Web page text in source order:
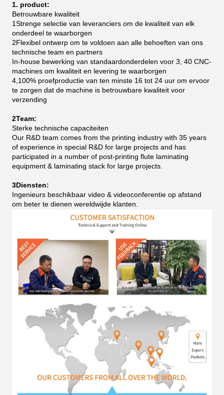
1. product:
Betrouwbare kwaliteit
1Strenge selectie van leveranciers om de kwaliteit van elk
onderdeel te waarborgen
2Flexibel ontwerp om te voldoen aan alle behoeften van ons
technische team en partners
In-house bewerking van standaardonderdelen voor 3, 40 CNC-
machines om kwaliteit en levering te waarborgen
4,100% proefproductie van ten minste 16 tot 24 uur om ervoor
te zorgen dat de machine is betrouwbare kwaliteit voor
verzending
2Team:
Sterke technische capaciteiten
Our R&D team comes from the printing industry with 35 years
of experience in special R&D for large projects and has
participated in a number of post-printing flute laminating
equipment & laminating stack for large projects.
3Diensten:
Ingenieurs beschikbaar video & videoconferentie op afstand
om beter te dienen wereldwijde klanten.